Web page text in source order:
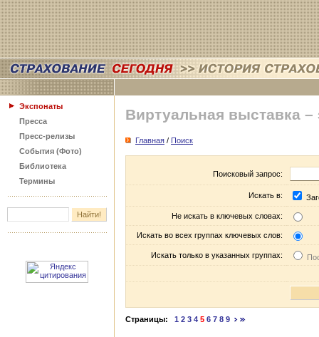
Экспонаты
Пресса
Пресс-релизы
События (Фото)
Библиотека
Термины
Виртуальная выставка –
Главная / Поиск
Поисковый запрос:
Искать в:
Не искать в ключевых словах:
Искать во всех группах ключевых слов:
Искать только в указанных группах:
Страницы: 1 2 3 4 5 6 7 8 9